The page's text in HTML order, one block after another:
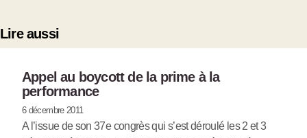
Lire aussi
Appel au boycott de la prime à la
performance
6 décembre 2011
A l’issue de son 37e congrès qui s’est déroulé les 2 et 3